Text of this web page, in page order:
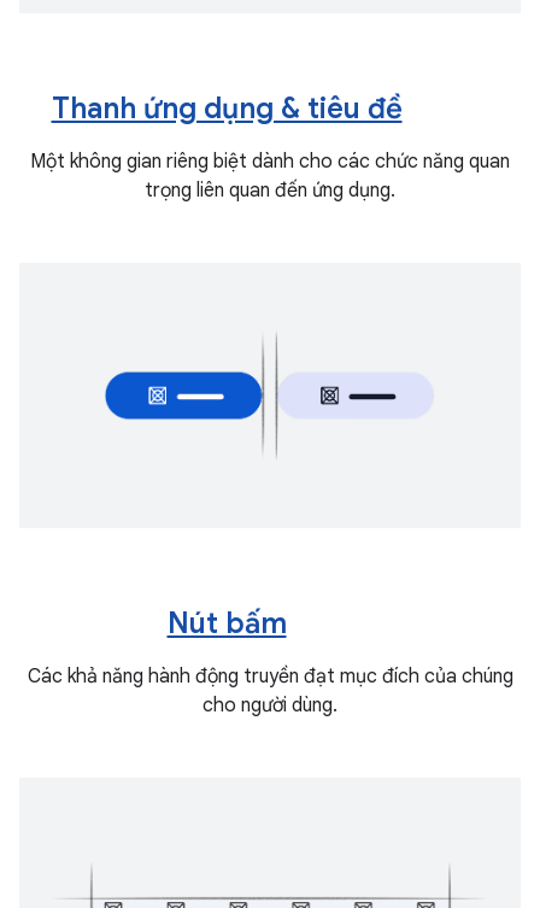
Thanh ứng dụng & tiêu đề
Một không gian riêng biệt dành cho các chức năng quan
trọng liên quan đến ứng dụng.
Nút bấm
Các khả năng hành động truyền đạt mục đích của chúng
cho người dùng.